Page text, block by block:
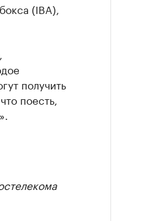
(IBA),
получить
поесть,